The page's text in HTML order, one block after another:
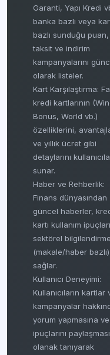
Garanti, Yapı Kredi
banka bazlı veya
bazlı sunduğu puan,
taksit ve indirim
kampanyalarını
olarak listeler.
Kart Karşılaştırma:
kredi kartlarının
Bonus, World vb.)
özelliklerini,
ve yıllık ücret gibi
detaylarını
sunar.
Haber ve Rehberlik:
Finans dünyasından
güncel haberler,
kartı kullanım
sektörel
(makale/haber bazlı)
sağlar.
Kullanıcı Deneyimi:
Kullanıcıların kartlar
kampanyalar
yorum yapmasına ve
ipuçlarını
olanak tanıyarak